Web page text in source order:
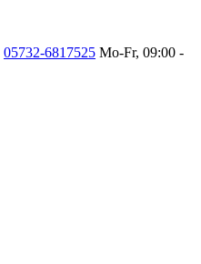
05732-6817525 Mo-Fr, 09:00 -